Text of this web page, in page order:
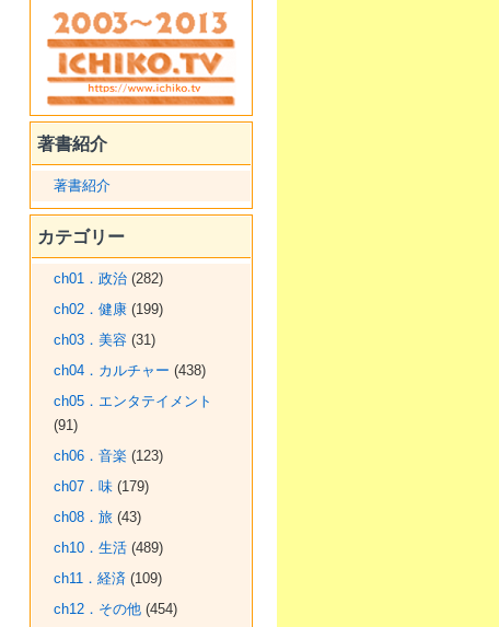
著書紹介
著書紹介
カテゴリー
ch01．政治(282)
ch02．健康(199)
ch03．美容(31)
ch04．カルチャー (438)
ch05．エンタテイメント
(91)
ch06．音楽(123)
ch07．味(179)
ch08．旅(43)
ch10．生活(489)
ch11．経済 (109)
ch12．その他(454)